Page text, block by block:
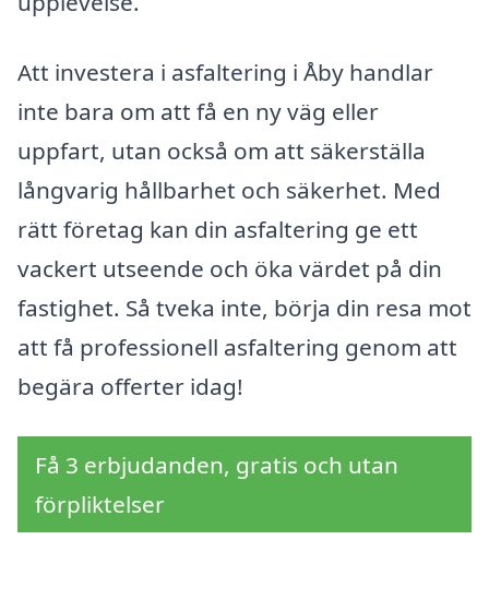
Att investera i asfaltering i Åby handlar
inte bara om att få en ny väg eller
uppfart, utan också om att säkerställa
långvarig hållbarhet och säkerhet. Med
rätt företag kan din asfaltering ge ett
vackert utseende och öka värdet på din
fastighet. Så tveka inte, börja din resa mot
att få professionell asfaltering genom att
begära offerter idag!
Få 3 erbjudanden, gratis och utan
förpliktelser